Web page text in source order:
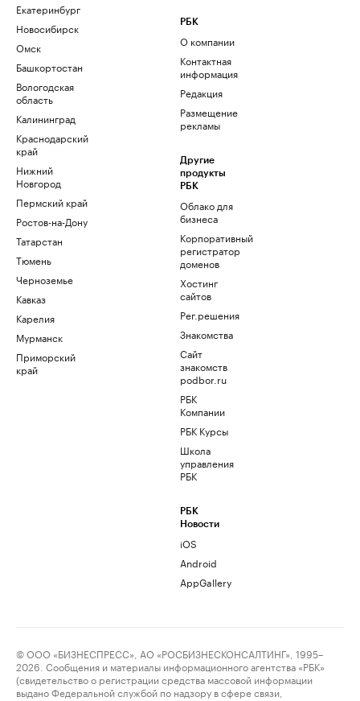
Екатеринбург
Новосибирск
Омск
Башкортостан
Вологодская
область
Калининград
Краснодарский
край
Нижний
Новгород
Пермский край
Ростов-на-Дону
Татарстан
Тюмень
Черноземье
Кавказ
Карелия
Мурманск
Приморский
край
РБК
О компании
Контактная
информация
Редакция
Размещение
рекламы
Другие
продукты
РБК
Облако для
бизнеса
Корпоративный
регистратор
доменов
Хостинг
сайтов
Рег.решения
Знакомства
Сайт
знакомств
podbor.ru
РБК
Компании
РБК Курсы
Школа
управления
РБК
РБК
Новости
iOS
Android
AppGallery
© ООО «БИЗНЕСПРЕСС», АО «РОСБИЗНЕСКОНСАЛТИНГ», 1995–
2026. Сообщения и материалы информационного агентства «РБК»
(свидетельство о регистрации средства массовой информации
выдано Федеральной службой по надзору в сфере связи,